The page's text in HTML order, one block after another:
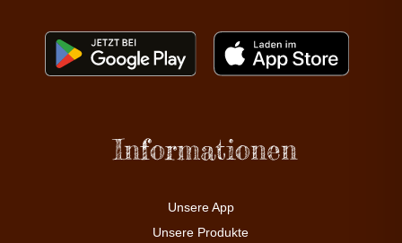
Informationen
Unsere App
Unsere Produkte